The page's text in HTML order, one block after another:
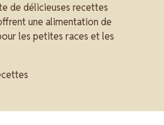
de délicieuses recettes
une alimentation de
les petites races et les